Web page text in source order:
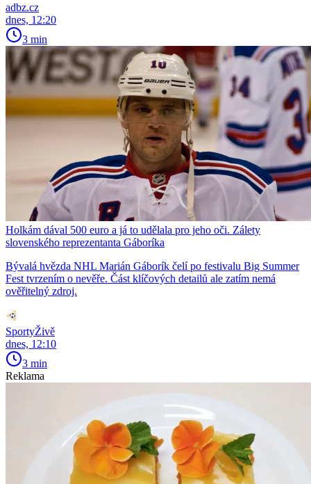
adbz.cz
dnes, 12:20
3 min
Holkám dával 500 euro a já to udělala pro jeho oči. Zálety
slovenského reprezentanta Gáboríka
Bývalá hvězda NHL Marián Gáborík čelí po festivalu Big Summer
Fest tvrzením o nevěře. Část klíčových detailů ale zatím nemá
ověřitelný zdroj.
SportyŽivě
dnes, 12:10
3 min
Reklama